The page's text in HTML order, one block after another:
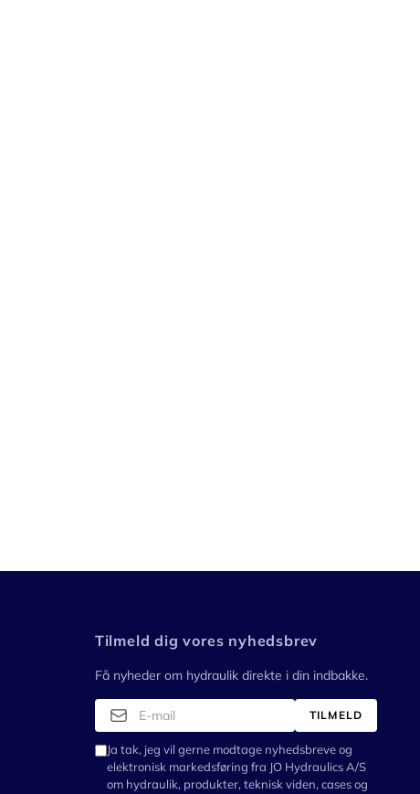
Tilmeld dig vores nyhedsbrev
Få nyheder om hydraulik direkte i din indbakke.
TILMELD
Ja tak, jeg vil gerne modtage nyhedsbreve og
elektronisk markedsføring fra JO Hydraulics A/S
om hydraulik, produkter, teknisk viden, cases og